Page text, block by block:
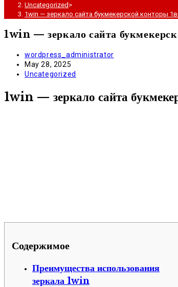
Uncategorized >
1win — зеркало сайта букмекерской конторы
1win — зеркало сайта
Post
author:
wordpress_administrator
Post
published:
May 28, 2025
Post
Uncategorized
1win — зеркало сайта
Содержимое
Преимущества использования
зеркала 1win